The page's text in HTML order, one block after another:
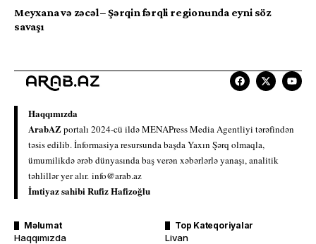
Meyxana və zəcəl – Şərqin fərqli regionunda eyni söz
savaşı
Haqqımızda
ArabAZportalı 2024-cü ildə MENAPress Media Agentliyi tərəfindən
təsis edilib. İnformasiya resursunda başda Yaxın Şərq olmaqla,
ümumilikdə ərəb dünyasında baş verən xəbərlərlə yanaşı, analitik
təhlillər yer alır. info@arab.az
İmtiyaz sahibi Rufiz Hafizoğlu
Məlumat
Haqqımızda
Top Kateqoriyalar
Livan